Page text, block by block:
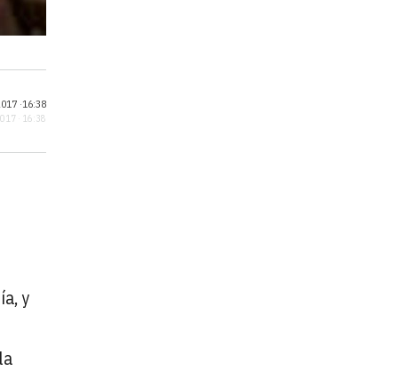
·16:38
· 16:38
y